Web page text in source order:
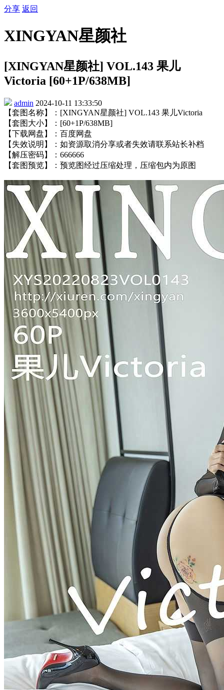
分享 返回
XINGYAN星颜社
[XINGYAN星颜社] VOL.143 果儿
Victoria [60+1P/638MB]
admin 2024-10-11 13:33:50
【套图名称】：[XINGYAN星颜社] VOL.143 果儿Victoria
【套图大小】：[60+1P/638MB]
【下载网盘】：百度网盘
【失效说明】：如资源取消分享或者失效请联系站长补档
【解压密码】：666666
【套图预览】：预览图经过压缩处理，压缩包内为原图